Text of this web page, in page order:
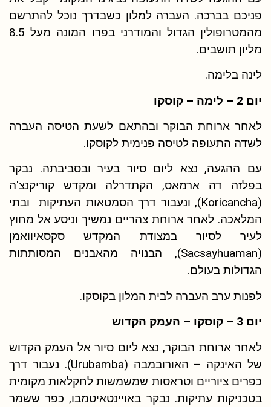
פניכם בברכה. העברה למלון כשבדרך נוכל להתרשם
מהמטרופולין הגדול והמודרני בפרו המונה מעל 8.5
מליון תושבים.
לינה בלימה.
יום 2 – לימה – קוסקו
לאחר ארוחת הבוקר ובהתאם לשעת הטיסה העברה
לשדה התעופה לטיסה פנימית לקוסקו.
עם ההגעה, נצא ליום סיור בעיר ובסביבתה. נבקר
בפלזה דה ארמאס, הקתדרלה ומקדש קוריקנצ'ה
(Koricancha), ונעבור דרך הסמטאות העתיקות ובתי
המלאכה. לאחר ארוחת צהריים נמשיך וניסע אל מחוץ
לעיר לסיור במצודת המקדש סקסאיוואמן
(Sacsayhuaman), הבנויה מהאבנים המסותתות
הגדולות בעולם.
לפנות ערב העברה לבית המלון בקוסקו.
יום 3 – קוסקו – העמק הקדוש
לאחר ארוחת הבוקר, נצא ליום סיור אל העמק הקדוש
של האינקה – האורובמבה (Urubamba). נעבור דרך
כפרים ציוריים וטראסות שמשמשות לחקלאות מקומית
בטכניקות עתיקות. נבקר באויינטאיטמבו, כפר ששמר